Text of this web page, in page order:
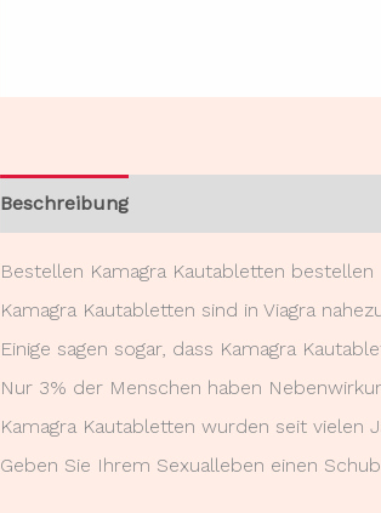
Beschreibung
Bestellen Kamagra Kautabletten bestellen
Kamagra Kautabletten sind in Viagra
Einige sagen sogar, dass Kamagra
Nur 3% der Menschen haben
Kamagra Kautabletten wurden seit vielen
Geben Sie Ihrem Sexualleben einen